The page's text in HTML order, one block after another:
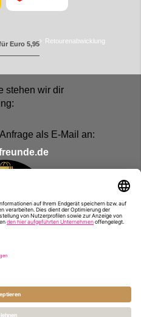
Euro 5,95 Retourenabwicklung
stehen wir dir
als E-Mail an: